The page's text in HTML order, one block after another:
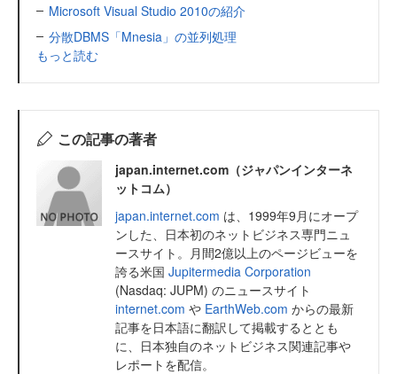
Microsoft Visual Studio 2010の紹介
分散DBMS「Mnesia」の並列処理
もっと読む
この記事の著者
japan.internet.com（ジャパンインターネ
ットコム）
japan.internet.com は、1999年9月にオープ
ンした、日本初のネットビジネス専門ニュ
ースサイト。月間2億以上のページビューを
誇る米国 Jupitermedia Corporation
(Nasdaq: JUPM) のニュースサイト
internet.com や EarthWeb.com からの最新
記事を日本語に翻訳して掲載するととも
に、日本独自のネットビジネス関連記事や
レポートを配信。